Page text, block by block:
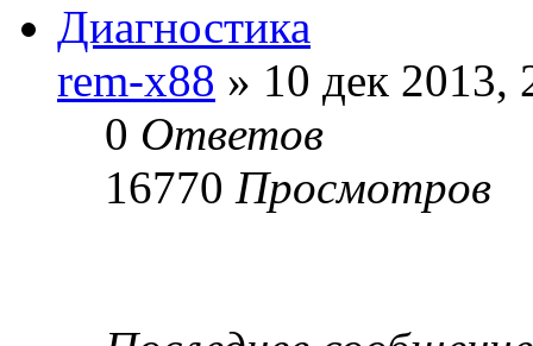
Диагностика
rem-x88 » 10 дек 2013,
0 Ответов
16770 Просмотров